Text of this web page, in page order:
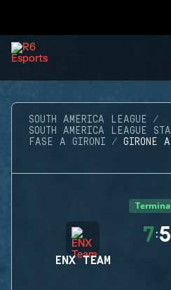
SOUTH AMERICA LEAGUE
SOUTH AMERICA LEAGUE
FASE A GIRONI
GIRONE
ENX TEAM
7:5